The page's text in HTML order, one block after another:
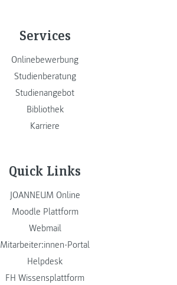
Services
Onlinebewerbung
Studienberatung
Studienangebot
Bibliothek
Karriere
Quick Links
JOANNEUM Online
Moodle Plattform
Webmail
Mitarbeiter:innen-Portal
Helpdesk
FH Wissensplattform